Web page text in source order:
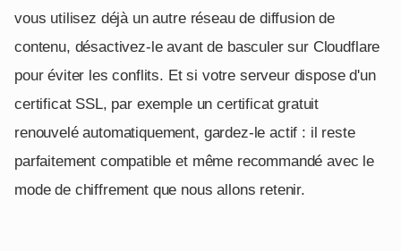
vous utilisez déjà un autre réseau de diffusion de
contenu, désactivez-le avant de basculer sur Cloudflare
pour éviter les conflits. Et si votre serveur dispose d'un
certificat SSL, par exemple un certificat gratuit
renouvelé automatiquement, gardez-le actif : il reste
parfaitement compatible et même recommandé avec le
mode de chiffrement que nous allons retenir.